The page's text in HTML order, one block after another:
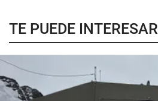
TE PUEDE INTERESAR